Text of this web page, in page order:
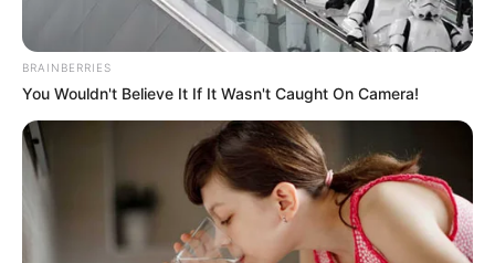
BRAINBERRIES
You Wouldn't Believe It If It Wasn't Caught On Camera!